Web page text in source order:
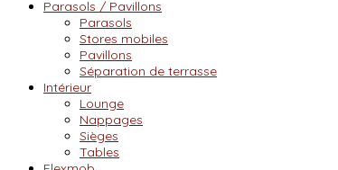
Parasols / Pavillons
Parasols
Stores mobiles
Pavillons
Séparation de terrasse
Intérieur
Lounge
Nappages
Sièges
Tables